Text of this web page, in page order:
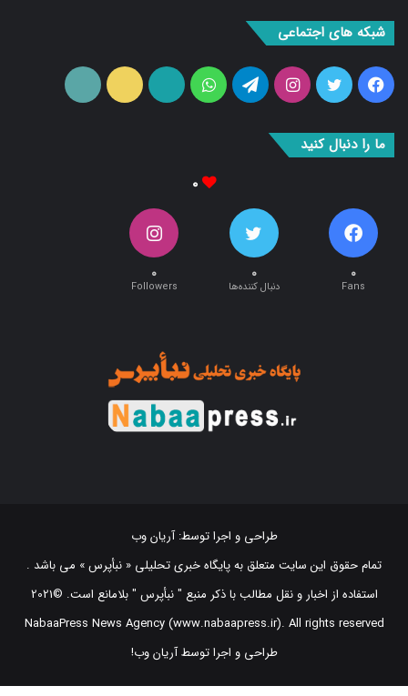
فیس
بوک
توییتراینستاگرامتلگرامواتس
آپ
آپارات ایتا
۰ ۰ ۰
تمام حقوق این سایت متعلق به پایگاه خبری تحلیلی « نبأپرس » می باشد .
استفاده از اخبار و نقل مطالب با ذکر منبع "‌ نبأپرس " بلامانع است. ©2021
NabaaPress News Agency (www.nabaapress.ir). All rights reserved
طراحی و اجرا توسط آریان وب!